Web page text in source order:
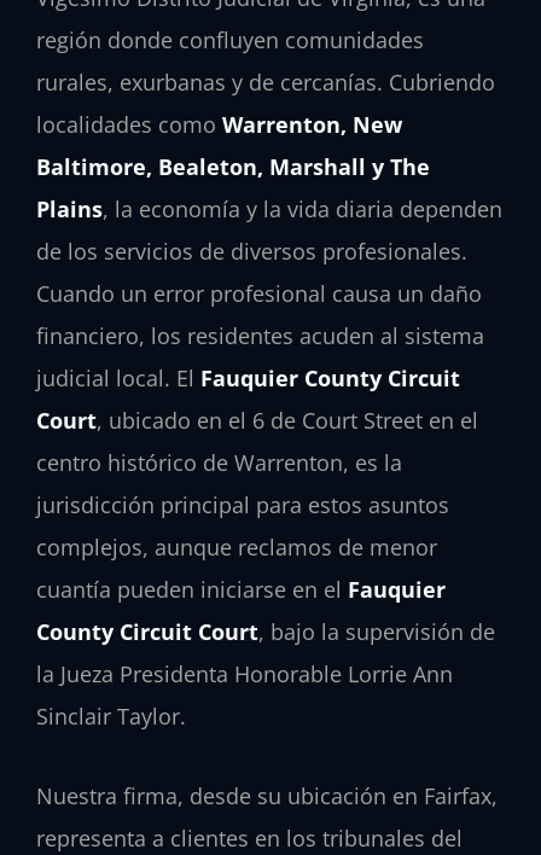
región donde confluyen comunidades
rurales, exurbanas y de cercanías. Cubriendo
localidades como Warrenton, New
Baltimore, Bealeton, Marshall y The
Plains, la economía y la vida diaria dependen
de los servicios de diversos profesionales.
Cuando un error profesional causa un daño
financiero, los residentes acuden al sistema
judicial local. El Fauquier County Circuit
Court, ubicado en el 6 de Court Street en el
centro histórico de Warrenton, es la
jurisdicción principal para estos asuntos
complejos, aunque reclamos de menor
cuantía pueden iniciarse en el Fauquier
County Circuit Court, bajo la supervisión de
la Jueza Presidenta Honorable Lorrie Ann
Sinclair Taylor.
Nuestra firma, desde su ubicación en Fairfax,
representa a clientes en los tribunales del